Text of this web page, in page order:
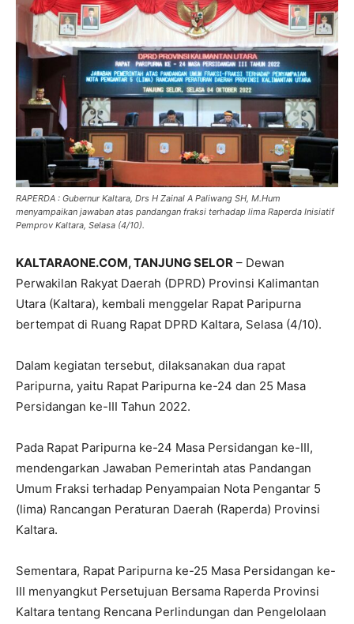
RAPERDA : Gubernur Kaltara, Drs H Zainal A Paliwang SH, M.Hum
menyampaikan jawaban atas pandangan fraksi terhadap lima Raperda Inisiatif
Pemprov Kaltara, Selasa (4/10).
KALTARAONE.COM, TANJUNG SELOR – Dewan
Perwakilan Rakyat Daerah (DPRD) Provinsi Kalimantan
Utara (Kaltara), kembali menggelar Rapat Paripurna
bertempat di Ruang Rapat DPRD Kaltara, Selasa (4/10).
Dalam kegiatan tersebut, dilaksanakan dua rapat
Paripurna, yaitu Rapat Paripurna ke-24 dan 25 Masa
Persidangan ke-III Tahun 2022.
Pada Rapat Paripurna ke-24 Masa Persidangan ke-III,
mendengarkan Jawaban Pemerintah atas Pandangan
Umum Fraksi terhadap Penyampaian Nota Pengantar 5
(lima) Rancangan Peraturan Daerah (Raperda) Provinsi
Kaltara.
Sementara, Rapat Paripurna ke-25 Masa Persidangan ke-
III menyangkut Persetujuan Bersama Raperda Provinsi
Kaltara tentang Rencana Perlindungan dan Pengelolaan